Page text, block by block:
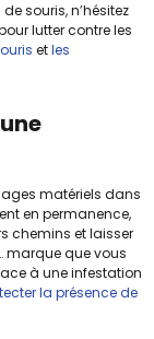
souris, n’hésitez
lutter contre les
etles
matériels dans
en permanence,
chemins et laisser
marque que vous
à une infestation
la présence de